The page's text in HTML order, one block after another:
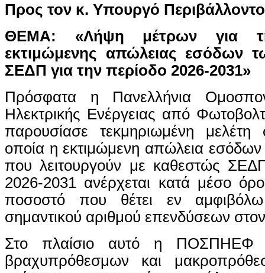
Προς τον κ. Υπουργό
ΘΕΜΑ: «Λήψη μέτρων για
εκτιμώμενης απώλειας εσόδων
ΣΕΔΠ για την περίοδο 2026-2031»
Πρόσφατα η Πανελλήνια
Ηλεκτρικής Ενέργειας από
παρουσίασε τεκμηριωμένη
οποία η εκτιμώμενη απώλεια
που λειτουργούν με καθεστώς
2026-2031 ανέρχεται κατά μέσο
ποσοστό που θέτει εν αμφιβόλω
σημαντικού αριθμού επενδύσεων
Στο πλαίσιο αυτό η ΠΟΣΠΗΕΦ
βραχυπρόθεσμων και